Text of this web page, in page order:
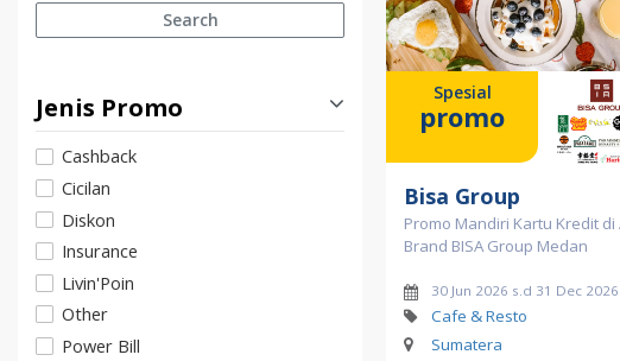
Search
Jenis Promo
Cashback
Cicilan
Diskon
Insurance
Livin'Poin
Other
Power Bill
Spesial
promo
Bisa Group
Promo Mandiri Kartu Kredit di
Brand BISA Group Medan
30 Jun 2026 s.d 31 Dec 2026
Cafe & Resto
Sumatera